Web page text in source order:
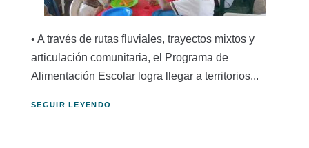
• A través de rutas fluviales, trayectos mixtos y
articulación comunitaria, el Programa de
Alimentación Escolar logra llegar a territorios...
SEGUIR LEYENDO